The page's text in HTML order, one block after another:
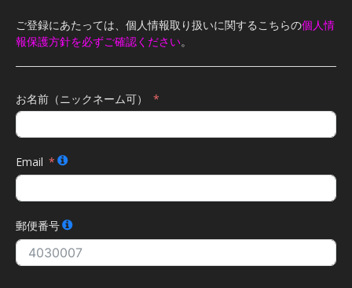
ご登録にあたっては、個人情報取り扱いに関するこちらの個人情
報保護方針を必ずご確認ください。
お名前（ニックネーム可）
Email
郵便番号